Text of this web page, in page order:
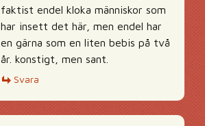
faktist endel kloka människor som
har insett det här, men endel har
en gärna som en liten bebis på två
år. konstigt, men sant.
Svara